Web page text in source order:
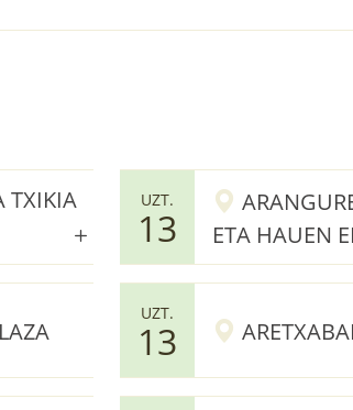
TXIKIA
UZT.
13
ETA HAUEN
UZT.
13